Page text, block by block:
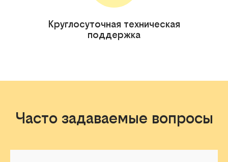
Круглосуточная техническая
поддержка
Часто задаваемые вопросы